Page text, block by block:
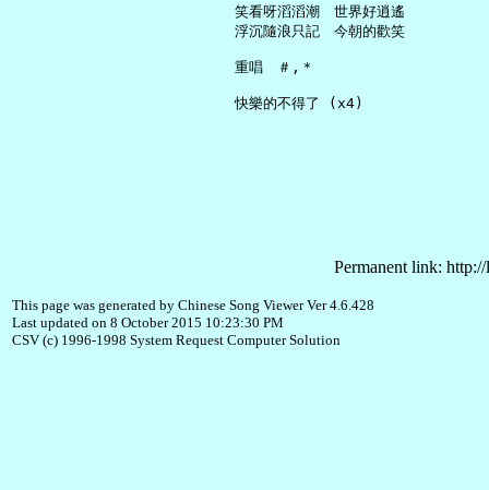
     笑看呀滔滔潮　世界好逍遙
     浮沉隨浪只記　今朝的歡笑
     重唱　＃,＊
Permanent link:
This page was generated by Chinese Song Viewer Ver 4.6.428
Last updated on 8 October 2015 10:23:30 PM
CSV (c) 1996-1998 System Request Computer Solution